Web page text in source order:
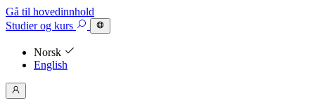
Gå til hovedinnhold
Studierog kurs
Norsk
English